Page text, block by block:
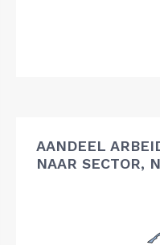
AANDEEL
NAAR SECTOR,